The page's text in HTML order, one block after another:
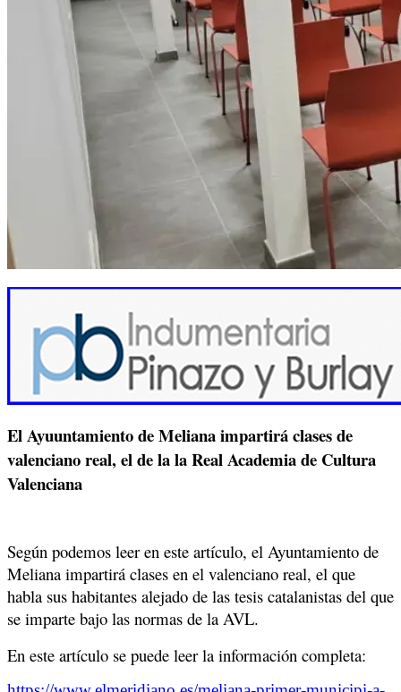
El Ayuuntamiento de Meliana impartirá clases de
valenciano real, el de la la Real Academia de Cultura
Valenciana
Según podemos leer en este artículo, el Ayuntamiento de
Meliana impartirá clases en el valenciano real, el que
habla sus habitantes alejado de las tesis catalanistas del que
se imparte bajo las normas de la AVL.
En este artículo se puede leer la información completa: